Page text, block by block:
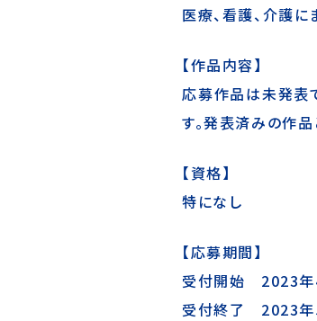
医療、看護、介護に
【作品内容】
応募作品は未発表
す。発表済みの作
【資格】
特になし
【応募期間】
受付開始 2023年
受付終了
2023